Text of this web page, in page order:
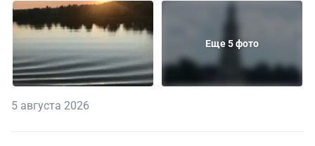
Еще 5 фото
5 августа 2026